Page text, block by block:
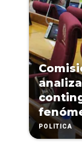
POLÍTICA